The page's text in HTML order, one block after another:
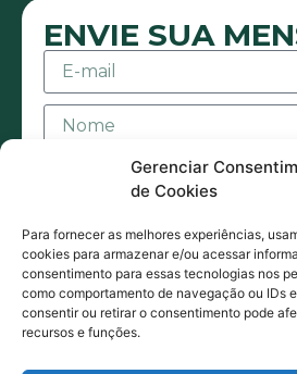
Gerenciar
de Cookies
Para fornecer as melhores experiências,
cookies para armazenar e/ou acessar
consentimento para essas tecnologias nos
como comportamento de navegação ou IDs
consentir ou retirar o consentimento pode
recursos e funções.
ENVIE SUA
Aceito receber
eles de contato ou
estou de acordo com acordo